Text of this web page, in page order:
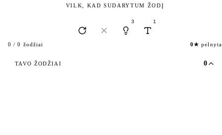
VILK, KAD SUDARYTUM ŽODĮ
3 1
0 / 0 žodžiai 0★ pelnyta
TAVO ŽODŽIAI 0